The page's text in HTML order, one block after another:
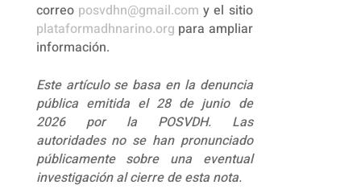
correo posvdhn@gmail.com y el sitio
plataformadhnarino.org para ampliar
información.
Este artículo se basa en la denuncia
pública emitida el 28 de junio de
2026 por la POSVDH. Las
autoridades no se han pronunciado
públicamente sobre una eventual
investigación al cierre de esta nota.